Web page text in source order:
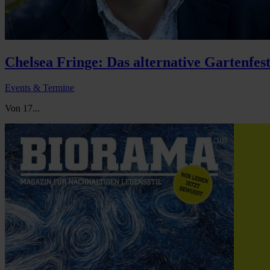
Chelsea Fringe: Das alternative
Events & Termine
Von 17...